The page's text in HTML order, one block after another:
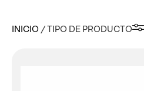
INICIO / TIPO DE PRODUCTO